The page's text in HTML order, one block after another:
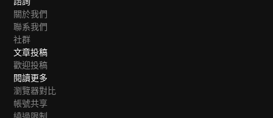
關於我們
聯系我們
社群
文章投稿
歡迎投稿
閱讀更多
瀏覽器對比
帳號共享